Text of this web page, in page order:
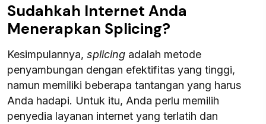
Sudahkah Internet Anda
Menerapkan Splicing?
Kesimpulannya, splicing adalah metode
penyambungan dengan efektifitas yang tinggi,
namun memiliki beberapa tantangan yang harus
Anda hadapi. Untuk itu, Anda perlu memilih
penyedia layanan internet yang terlatih dan